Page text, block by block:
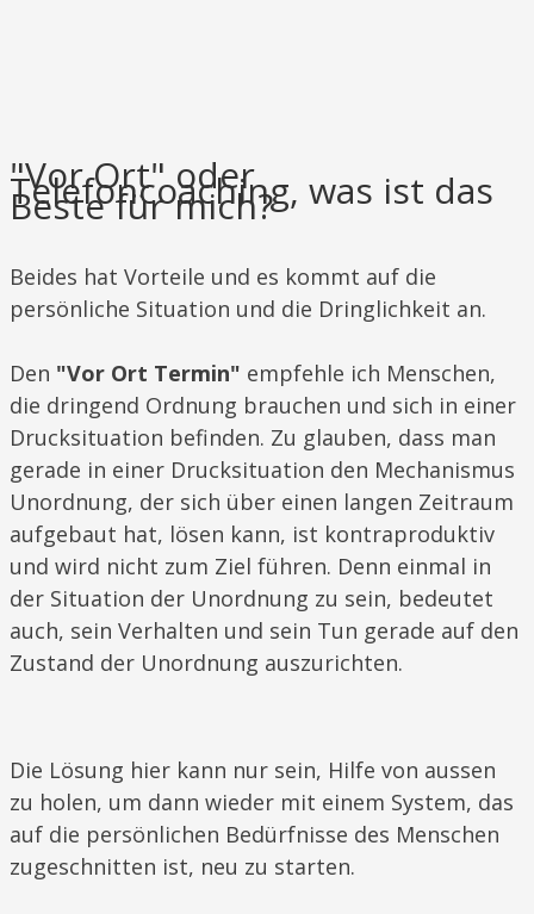
"Vor Ort" oder
Telefoncoaching, was ist das
Beste für mich?
​​​Beides hat Vorteile und es kommt auf die
persönliche Situation und die Dringlichkeit an.
Den "Vor Ort Termin" empfehle ich Menschen,
die dringend Ordnung brauchen und sich in einer
Drucksituation befinden. Zu glauben, dass man
gerade in einer Drucksituation den Mechanismus
Unordnung, der sich über einen langen Zeitraum
aufgebaut hat, lösen kann, ist kontraproduktiv
und wird nicht zum Ziel führen. Denn einmal in
der Situation der Unordnung zu sein, bedeutet
auch, sein Verhalten und sein Tun gerade auf den
Zustand der Unordnung auszurichten.
Die Lösung hier kann nur sein, Hilfe von aussen
zu holen, um dann wieder mit einem System, das
auf die persönlichen Bedürfnisse des Menschen
zugeschnitten ist, neu zu starten.